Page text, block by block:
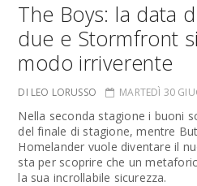
The Boys: la data
due e Stormfront
modo irriverente
DI LEO LORUSSO MARTEDÌ 30
Nella seconda stagione i buoni
del finale di stagione, mentre
Homelander vuole diventare il
sta per scoprire che un
la sua incrollabile sicurezza.